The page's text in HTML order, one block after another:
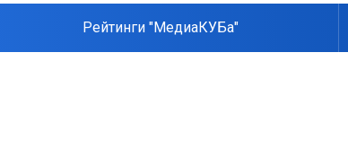
Рейтинги "МедиаКУБа"